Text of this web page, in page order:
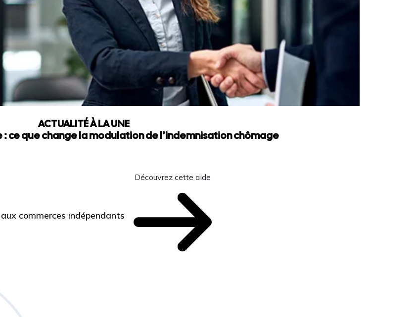
ACTUALITÉ À LA UNE
ce que change la modulation de l’indemnisation chômage
commerces indépendants
Découvrez cette aide